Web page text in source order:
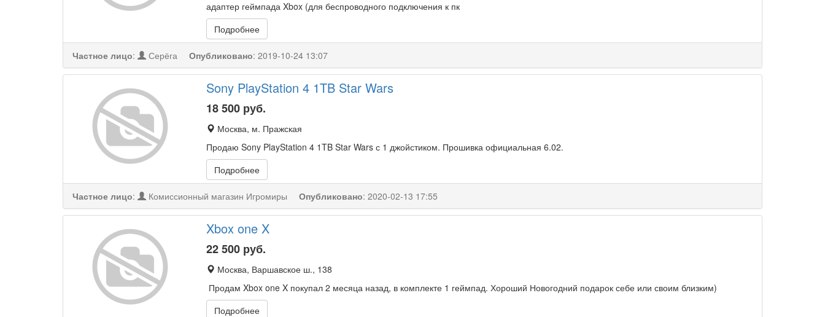
адаптер геймпада Xbox (для беспроводного подключения к пк
Подробнее
Частное лицо: Серёга Опубликовано: 2019-10-24 13:07
Sony PlayStation 4 1TB Star Wars
18 500 руб.
Москва, м. Пражская
Продаю Sony PlayStation 4 1TB Star Wars с 1 джойстиком. Прошивка официальная 6.02.
Подробнее
Частное лицо: Комиссионный магазин Игромиры Опубликовано: 2020-02-13 17:55
Xbox one X
22 500 руб.
Москва, Варшавское ш., 138
Продам Xbox one X покупал 2 месяца назад, в комплекте 1 геймпад. Хороший Новогодний подарок себе или своим близким)
Подробнее